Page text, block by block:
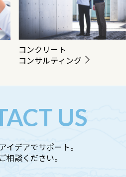
コンクリート
コンサルティング
US
イデアでサポート。
相談ください。